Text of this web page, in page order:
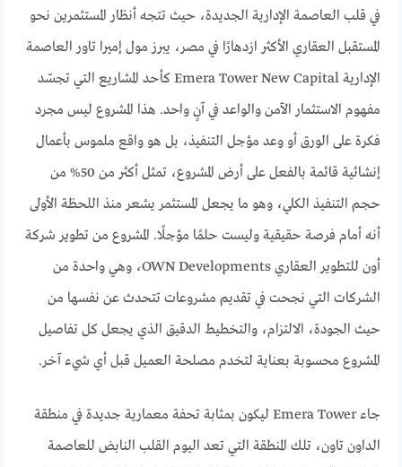
في قلب العاصمة الإدارية الجديدة، حيث تتجه أنظار المستثمرين نحو
المستقبل العقاري الأكثر ازدهارًا في مصر، يبرز مول إميرا تاور العاصمة
الإدارية Emera Tower New Capital كأحد المشاريع التي تجسّد
مفهوم الاستثمار الآمن والواعد في آنٍ واحد. هذا المشروع ليس مجرد
فكرة على الورق أو وعد مؤجل التنفيذ، بل هو واقع ملموس بأعمال
إنشائية قائمة بالفعل على أرض المشروع، تمثل أكثر من 50% من
حجم التنفيذ الكلي، وهو ما يجعل المستثمر يشعر منذ اللحظة الأولى
أنه أمام فرصة حقيقية وليست حلمًا مؤجلًا. المشروع من تطوير شركة
أون للتطوير العقاري OWN Developments، وهي واحدة من
الشركات التي نجحت في تقديم مشروعات تتحدث عن نفسها من
حيث الجودة، الالتزام، والتخطيط الدقيق الذي يجعل كل تفاصيل
المشروع محسوبة بعناية لتخدم مصلحة العميل قبل أي شيء آخر.
جاء Emera Tower ليكون بمثابة تحفة معمارية جديدة في منطقة
الداون تاون، تلك المنطقة التي تعد اليوم القلب النابض للعاصمة